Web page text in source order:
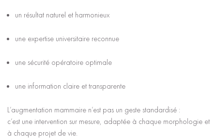
un résultat naturel et harmonieux
une expertise universitaire reconnue
une sécurité opératoire optimale
une information claire et transparente
L’augmentation mammaire n’est pas un geste standardisé :
c’est une intervention sur mesure, adaptée à chaque morphologie et
à chaque projet de vie.